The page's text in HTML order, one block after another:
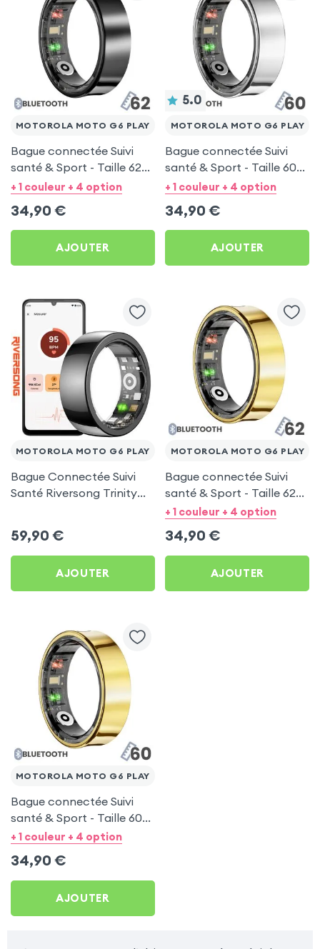
MOTOROLA MOTO G6 PLAY
Bague connectée Suivi
santé & Sport - Taille 62
Noir
+ 1 couleur + 4 option
34,90 €
AJOUTER
5.0
MOTOROLA MOTO G6 PLAY
Bague connectée Suivi
santé & Sport - Taille 60
Argent
+ 1 couleur + 4 option
34,90 €
AJOUTER
MOTOROLA MOTO G6 PLAY
Bague Connectée Suivi
Santé Riversong Trinity
59,90 €
AJOUTER
MOTOROLA MOTO G6 PLAY
Bague connectée Suivi
santé & Sport - Taille 62
Or
+ 1 couleur + 4 option
34,90 €
AJOUTER
MOTOROLA MOTO G6 PLAY
Bague connectée Suivi
santé & Sport - Taille 60
Or
+ 1 couleur + 4 option
34,90 €
AJOUTER